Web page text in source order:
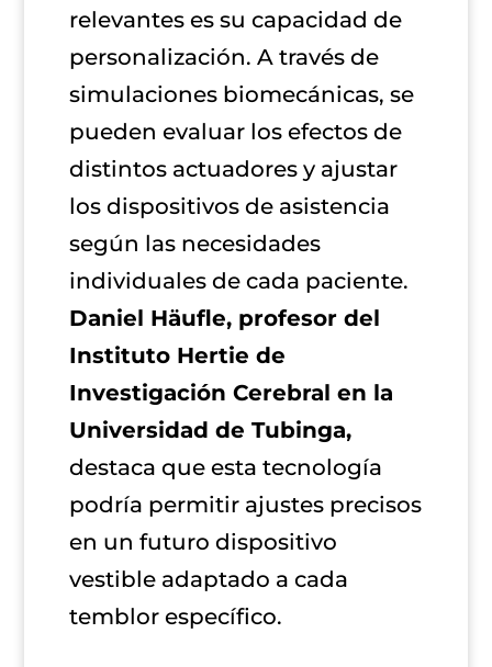
relevantes es su capacidad de
personalización. A través de
simulaciones biomecánicas, se
pueden evaluar los efectos de
distintos actuadores y ajustar
los dispositivos de asistencia
según las necesidades
individuales de cada paciente.
Daniel Häufle, profesor del
Instituto Hertie de
Investigación Cerebral en la
Universidad de Tubinga,
destaca que esta tecnología
podría permitir ajustes precisos
en un futuro dispositivo
vestible adaptado a cada
temblor específico.